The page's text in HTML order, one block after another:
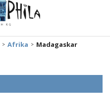
Afrika Madagaskar